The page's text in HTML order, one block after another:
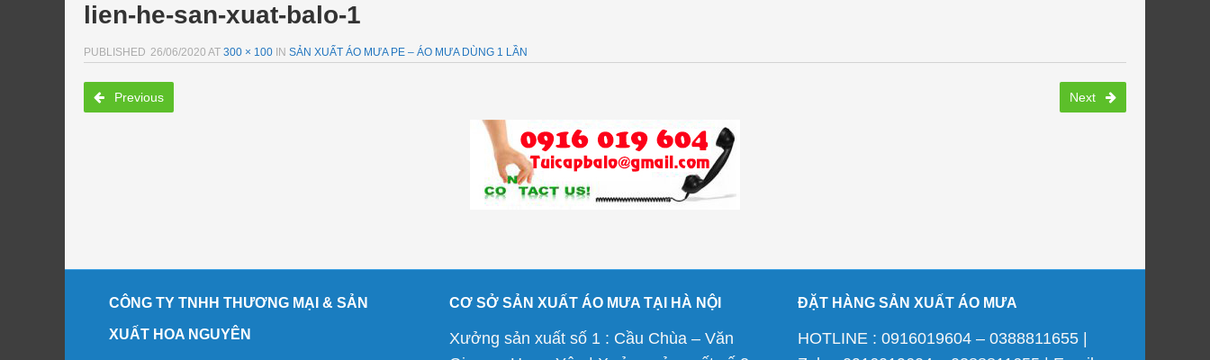
lien-he-san-xuat-balo-1
PUBLISHED 26/06/2020 AT 300 × 100 IN SẢN XUẤT ÁO MƯA PE – ÁO MƯA DÙNG 1 LẦN
Previous Next
CÔNG TY TNHH THƯƠNG MẠI & SẢN
XUẤT HOA NGUYÊN
CƠ SỞ SẢN XUẤT ÁO MƯA TẠI HÀ NỘI
Xưởng sản xuất số 1 : Cầu Chùa – Văn
ĐẶT HÀNG SẢN XUẤT ÁO MƯA
HOTLINE : 0916019604 – 0388811655 |